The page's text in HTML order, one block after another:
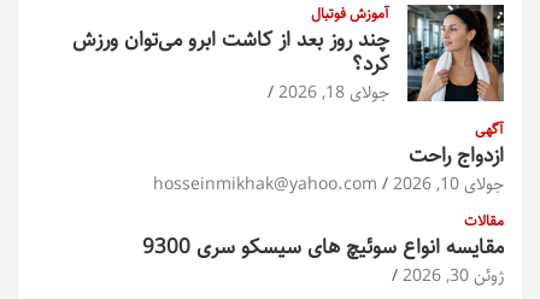
آموزش فوتبال
چند روز بعد از کاشت ابرو می‌توان ورزش
کرد؟
جولای 18, 2026
آگهی
ازدواج راحت
جولای 10, 2026 hosseinmikhak@yahoo.com
مقالات
مقایسه انواع سوئیچ های سیسکو سری 9300
ژوئن 30, 2026